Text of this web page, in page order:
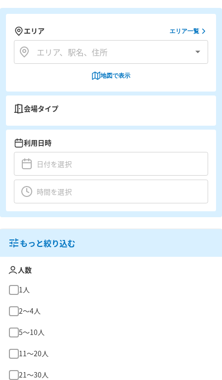
エリア エリア一覧
地図で表示
会場タイプ
利用日時
もっと絞り込む
人数
1人
2〜4人
5〜10人
11〜20人
21〜30人